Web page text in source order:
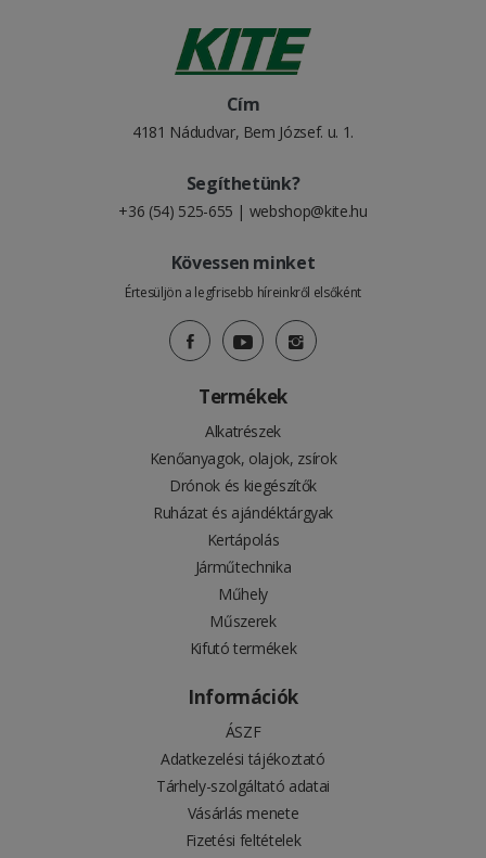
Cím
4181 Nádudvar, Bem József. u. 1.
Segíthetünk?
+36 (54) 525-655 | webshop@kite.hu
Kövessen minket
Értesüljön a legfrisebb híreinkről elsőként
Termékek
Alkatrészek
Kenőanyagok, olajok, zsírok
Drónok és kiegészítők
Ruházat és ajándéktárgyak
Kertápolás
Járműtechnika
Műhely
Műszerek
Kifutó termékek
Információk
ÁSZF
Adatkezelési tájékoztató
Tárhely-szolgáltató adatai
Vásárlás menete
Fizetési feltételek